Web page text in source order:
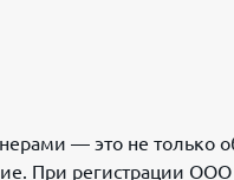
— это не только
При регистрации